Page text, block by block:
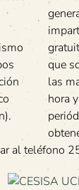
que
las
hora
al teléfono